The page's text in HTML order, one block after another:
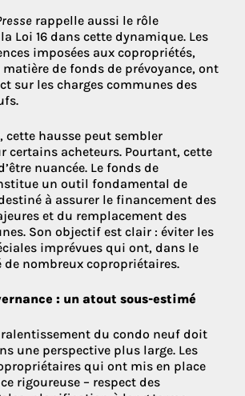
rappelle aussi le rôle
Loi 16 dans cette dynamique. Les
imposées aux copropriétés,
de fonds de prévoyance, ont
sur les charges communes des
cette hausse peut sembler
certains acheteurs. Pourtant, cette
nuancée. Le fonds de
un outil fondamental de
à assurer le financement des
et du remplacement des
Son objectif est clair : éviter les
imprévues qui ont, dans le
de nombreux copropriétaires.
: un atout sous-estimé
ralentissement du condo neuf doit
une perspective plus large. Les
qui ont mis en place
rigoureuse – respect des